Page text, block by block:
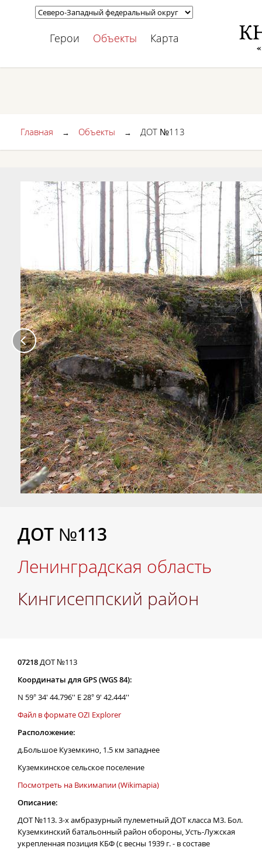
Герои Объекты Карта
Главная → Объекты → ДОТ №113
ДОТ №113
Ленинградская область
Кингисеппский район
07218ДОТ №113
Координаты для GPS (WGS 84):
N 59° 34' 44.796'' E 28° 9' 42.444''
Файл в формате OZI Explorer
Расположение:
д.Большое Куземкино, 1.5 км западнее
Куземкинское сельское поселение
Посмотреть на Викимапии (Wikimapia)
Описание:
ДОТ №113. 3-х амбразурный пулеметный ДОТ класса М3. Бол.
Куземкинский батальонный район обороны, Усть-Лужская
укрепленная позиция КБФ (с весны 1939 г. - в составе